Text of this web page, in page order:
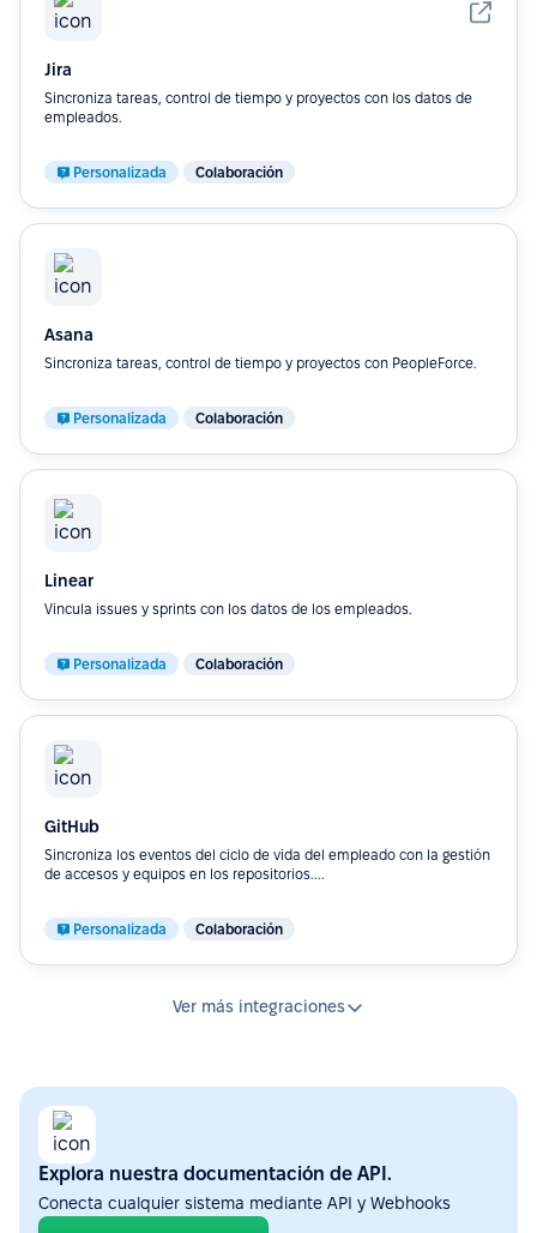
Jira
Sincroniza tareas, control de tiempo y proyectos con los datos de
empleados.
Personalizada Colaboración
Asana
Sincroniza tareas, control de tiempo y proyectos con PeopleForce.
Personalizada Colaboración
Linear
Vincula issues y sprints con los datos de los empleados.
Personalizada Colaboración
GitHub
Sincroniza los eventos del ciclo de vida del empleado con la gestión
de accesos y equipos en los repositorios....
Personalizada Colaboración
Ver más integraciones
Explora nuestra documentación de API.
Conecta cualquier sistema mediante API y Webhooks